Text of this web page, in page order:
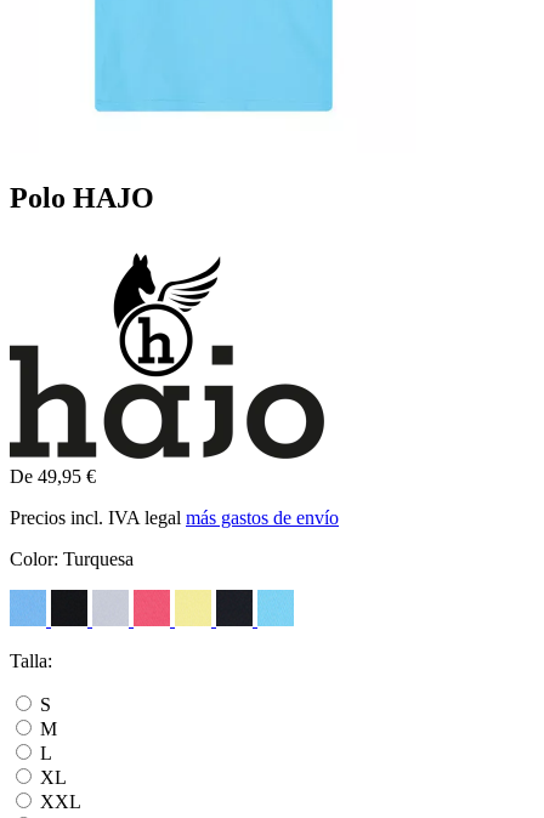
Polo HAJO
De 49,95 €
Precios incl. IVA legal más gastos de envío
Color: Turquesa
Talla:
S
M
L
XL
XXL